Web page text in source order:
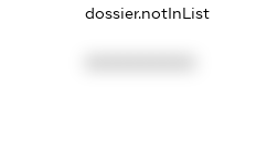
dossier.notInList